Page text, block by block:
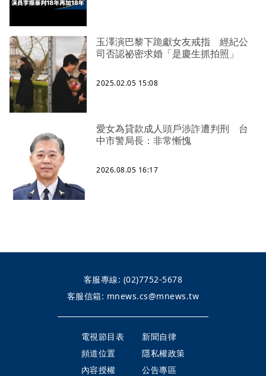
玉澤演巴黎下跪獻女友戒指 經紀公
司否認祕密求婚「是慶生抓拍照」
2025.02.05 15:08
愛女為貸款成人頭戶涉詐遭判刑 台
中市警局長：非常慚愧
2026.08.05 16:17
客服專線: (02)7752-5678
客服信箱: mnews.cs@mnews.tw
電視節目表
新聞自律
頻道位置
隱私權政策
內容授權
公告專區